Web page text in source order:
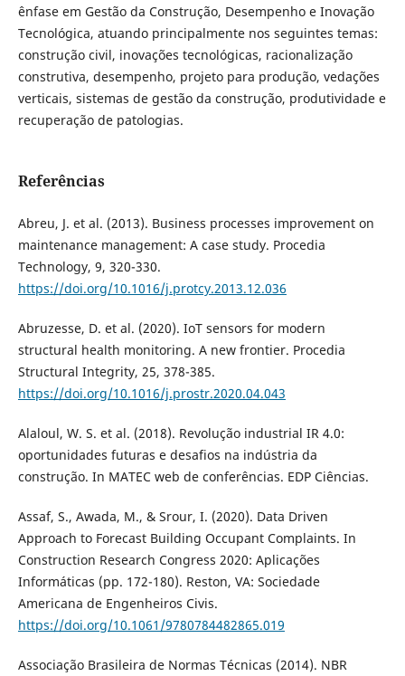
ênfase em Gestão da Construção, Desempenho e Inovação
Tecnológica, atuando principalmente nos seguintes temas:
construção civil, inovações tecnológicas, racionalização
construtiva, desempenho, projeto para produção, vedações
verticais, sistemas de gestão da construção, produtividade e
recuperação de patologias.
Referências
Abreu, J. et al. (2013). Business processes improvement on
maintenance management: A case study. Procedia
Technology, 9, 320-330.
https://doi.org/10.1016/j.protcy.2013.12.036
Abruzesse, D. et al. (2020). IoT sensors for modern
structural health monitoring. A new frontier. Procedia
Structural Integrity, 25, 378-385.
https://doi.org/10.1016/j.prostr.2020.04.043
Alaloul, W. S. et al. (2018). Revolução industrial IR 4.0:
oportunidades futuras e desafios na indústria da
construção. In MATEC web de conferências. EDP Ciências.
Assaf, S., Awada, M., & Srour, I. (2020). Data Driven
Approach to Forecast Building Occupant Complaints. In
Construction Research Congress 2020: Aplicações
Informáticas (pp. 172-180). Reston, VA: Sociedade
Americana de Engenheiros Civis.
https://doi.org/10.1061/9780784482865.019
Associação Brasileira de Normas Técnicas (2014). NBR